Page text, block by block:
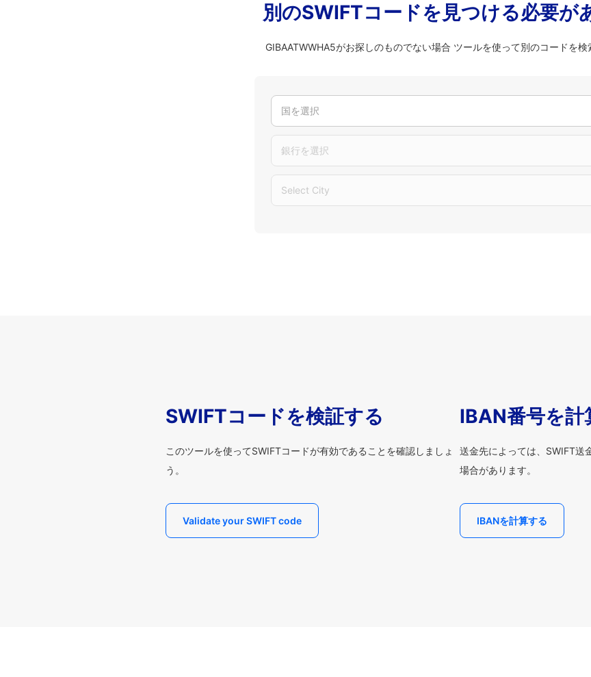
別のSWIFTコードを見つける必要が
GIBAATWWHA5がお探しのものでない場合 ツールを使って別のコードを検
国を選択
銀行を選択
Select City
SWIFTコードを検証する
このツールを使ってSWIFTコードが有効であることを確認しましょ
う。
Validate your SWIFT code
IBAN番号を計
送金先によっては、SWIFT送
場合があります。
IBANを計算する